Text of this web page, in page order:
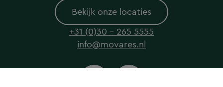
Bekijk onze locaties
+31 (0)30 - 265 5555
info@movares.nl